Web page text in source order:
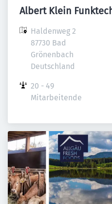
Albert Klein
Haldenweg 2
87730 Bad
Grönenbach
Deutschland
20 - 49
Mitarbeitende